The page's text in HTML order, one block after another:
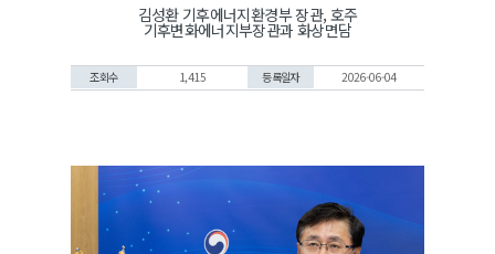
김성환 기후에너지환경부 장관, 호주
기후변화에너지부장관과 화상면담
조회수 1,415 등록일자 2026-06-04